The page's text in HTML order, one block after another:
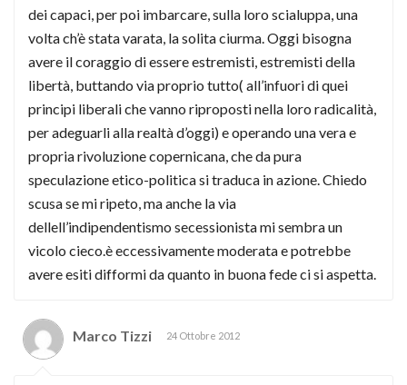
dei capaci, per poi imbarcare, sulla loro scialuppa, una
volta ch’è stata varata, la solita ciurma. Oggi bisogna
avere il coraggio di essere estremisti, estremisti della
libertà, buttando via proprio tutto( all’infuori di quei
principi liberali che vanno riproposti nella loro radicalità,
per adeguarli alla realtà d’oggi) e operando una vera e
propria rivoluzione copernicana, che da pura
speculazione etico-politica si traduca in azione. Chiedo
scusa se mi ripeto, ma anche la via
dellell’indipendentismo secessionista mi sembra un
vicolo cieco.è eccessivamente moderata e potrebbe
avere esiti difformi da quanto in buona fede ci si aspetta.
Marco Tizzi 24 Ottobre 2012